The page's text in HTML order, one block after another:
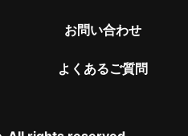
お問い合わせ
よくあるご質問